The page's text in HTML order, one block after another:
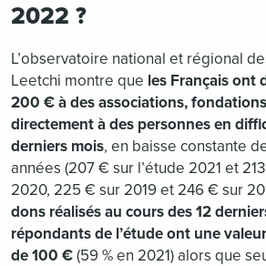
2022 ?
L’observatoire national et régional
Leetchi montre que les Français ont
200 € à des associations,
directement à des personnes en
derniers mois, en baisse constante
années (207 € sur l’étude 2021 et
2020, 225 € sur 2019 et 246 € sur
dons réalisés au cours des 12
répondants de l’étude ont une
de 100 €(59 % en 2021) alors que